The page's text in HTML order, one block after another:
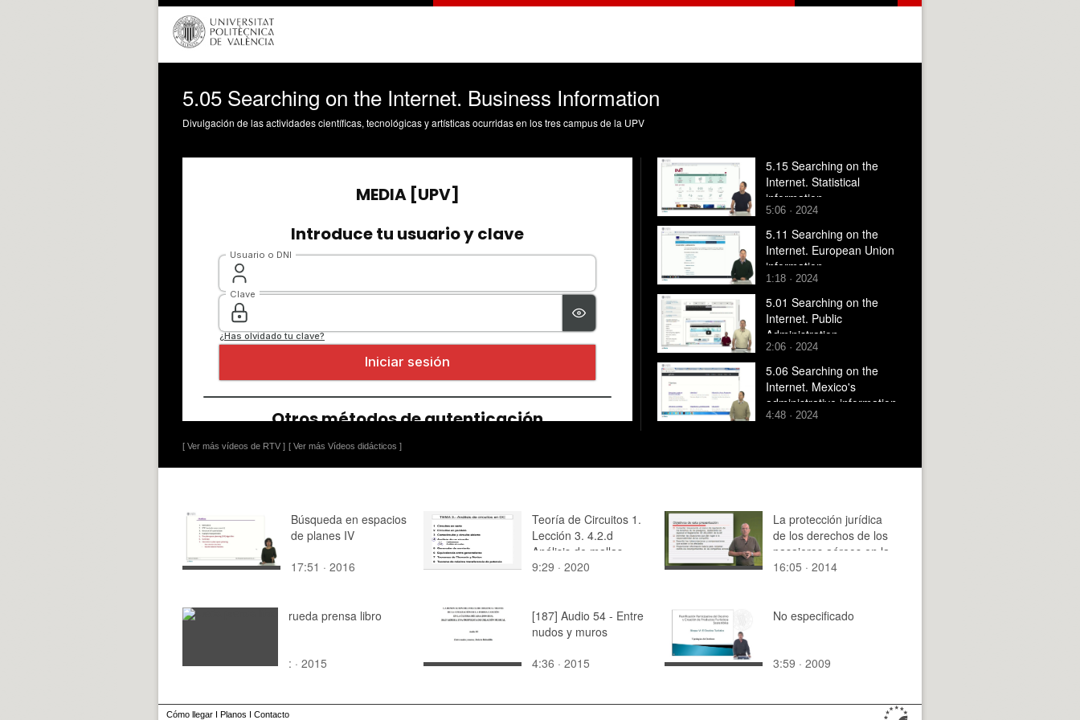
5.05 Searching on the Internet. Business Information
Divulgación de las actividades científicas, tecnológicas y artísticas ocurridas en los tres campus de la UPV
[ Ver más vídeos de RTV ] [ Ver más Vídeos didácticos ]
5.15 Searching on the
Internet. Statistical
information
5:06 · 2024
5.11 Searching on the
Internet. European Union
information
1:18 · 2024
5.01 Searching on the
Internet. Public
Administration
Information. Introduction
2:06 · 2024
5.06 Searching on the
Internet. Mexico's
administrative information
4:48 · 2024
Búsqueda en espacios
de planes IV
17:51 · 2016
Teoría de Circuitos 1.
Lección 3. 4.2.d
Análisis de mallas
ejercicio alternativa
9:29 · 2020
La protección jurídica
de los derechos de los
pasajeros aéreos en la
UE
16:05 · 2014
rueda prensa libro
: · 2015
[187] Audio 54 - Entre
nudos y muros
4:36 · 2015
No especificado
3:59 · 2009
Cómo llegar I Planos I Contacto